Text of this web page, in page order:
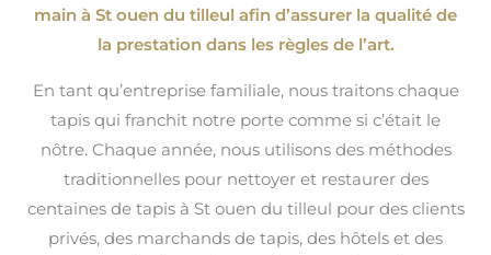
main à St ouen du tilleul afin d’assurer la qualité de
la prestation dans les règles de l’art.
En tant qu’entreprise familiale, nous traitons chaque
tapis qui franchit notre porte comme si c’était le
nôtre. Chaque année, nous utilisons des méthodes
traditionnelles pour nettoyer et restaurer des
centaines de tapis à St ouen du tilleul pour des clients
privés, des marchands de tapis, des hôtels et des